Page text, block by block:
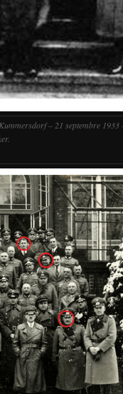
– 21 septembre